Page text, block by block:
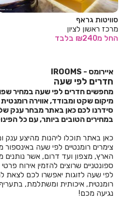
סוויטות גראף
מרכז ראשון לציון
החל מ₪240 בלבד
איירומס - IROOMS
חדרים לפי שעה
מחפשים חדרים לפי שעה במחיר
מיקום שקט ומבודד, אווירה
סידרנו לכם כאן באתר מבחר ענק
במחירים הטובים ביותר, עם כל
כאן באתר תוכלו ליהנות מהיצע ענק
צימרים רומנטיים לפי שעה באינספור
הארץ, מצפון ועד דרום, אשר נותנים
ספונטניים שרוצים להזמין אירוח
לפי שעה לזוגות יאפשרו לכם לצאת
רומנטית, איכותית ומשתלמת,
נגיעה מכם!